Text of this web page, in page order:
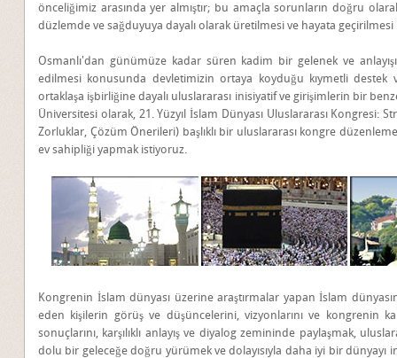
önceliğimiz arasında yer almıştır; bu amaçla sorunların doğru
düzlemde ve sağduyuya dayalı olarak üretilmesi ve hayata
Osmanlı'dan günümüze kadar süren kadim bir gelenek ve
edilmesi konusunda devletimizin ortaya koyduğu kıymetli destek
ortaklaşa işbirliğine dayalı uluslararası inisiyatif ve girişimlerin bir
Üniversitesi olarak, 21. Yüzyıl İslam Dünyası Uluslararası Kongresi:
Zorluklar, Çözüm Önerileri) başlıklı bir uluslararası kongre
ev sahipliği yapmak istiyoruz.
Kongrenin İslam dünyası üzerine araştırmalar yapan İslam
eden kişilerin görüş ve düşüncelerini, vizyonlarını ve kongrenin
sonuçlarını, karşılıklı anlayış ve diyalog zemininde paylaşmak,
dolu bir geleceğe doğru yürümek ve dolayısıyla daha iyi bir dünyayı